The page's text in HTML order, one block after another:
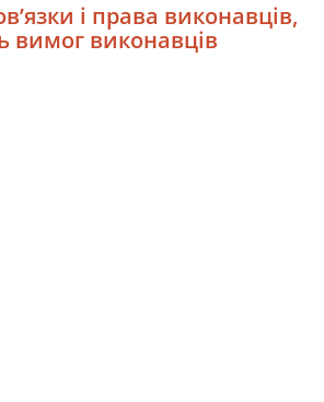
і права виконавців,
вимог виконавців